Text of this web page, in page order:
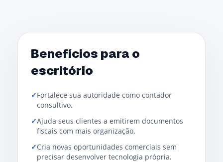
Benefícios para o
escritório
✓Fortalece sua autoridade como contador
consultivo.
✓Ajuda seus clientes a emitirem documentos
fiscais com mais organização.
✓Cria novas oportunidades comerciais sem
precisar desenvolver tecnologia própria.